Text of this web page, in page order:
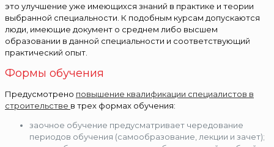
это улучшение уже имеющихся знаний в практике и теории
выбранной специальности. К подобным курсам допускаются
люди, имеющие документ о среднем либо высшем
образовании в данной специальности и соответствующий
практический опыт.
Формы обучения
Предусмотрено повышение квалификации специалистов в
строительстве в трех формах обучения:
заочное обучение предусматривает чередование
периодов обучения (самообразование, лекции и зачет);